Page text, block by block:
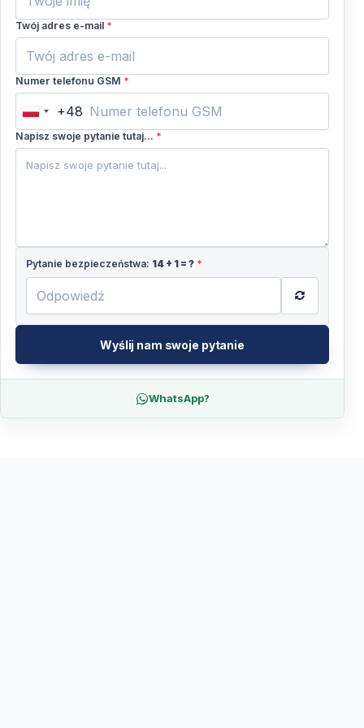
Twój adres e-mail *
Numer telefonu GSM *
Poland
+48
+48
Napisz swoje pytanie tutaj... *
Pytanie bezpieczeństwa: 14 + 1 = ? *
Wyślij nam swoje pytanie
WhatsApp?